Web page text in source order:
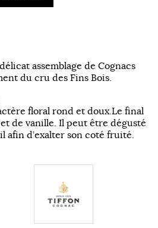
assemblage de Cognacs
du cru des Fins Bois.
floral rond et doux.Le final
de vanille. Il peut être dégusté
afin d’exalter son coté fruité.